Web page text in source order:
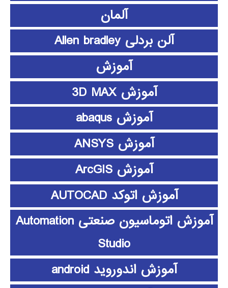
آلمان
آلن بردلی Allen bradley
آموزش
آموزش 3D MAX
آموزش abaqus
آموزش ANSYS
آموزش ArcGIS
آموزش اتوکد AUTOCAD
آموزش اتوماسیون صنعتی Automation
Studio
آموزش اندوروید android